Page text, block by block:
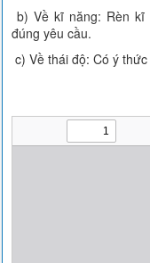
b) Về kĩ năng: Rèn kĩ
đúng yêu cầu.
c) Về thái độ: Có ý